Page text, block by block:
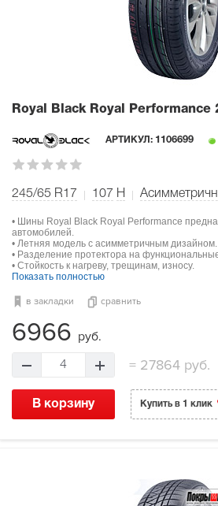
Royal Black Royal Performance
АРТИКУЛ: 1106699
245/65 R17 107 H
• Шины Royal Black Royal Performance
автомобилей.
• Летняя модель с асимметричным дизайном.
• Разделение протектора на
• Стойкость к нагреву, трещинам, износу.
Показать полностью
в закладки сравнить
6966 руб.
4 = 27864 руб.
В корзину Купить в 1 клик